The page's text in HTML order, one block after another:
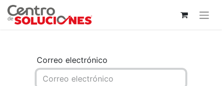
Correo electrónico